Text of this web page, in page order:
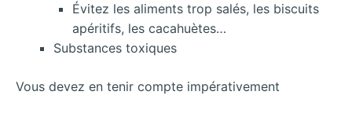
Évitez les aliments trop salés, les biscuits
apéritifs, les cacahuètes…
Substances toxiques
Vous devez en tenir compte impérativement